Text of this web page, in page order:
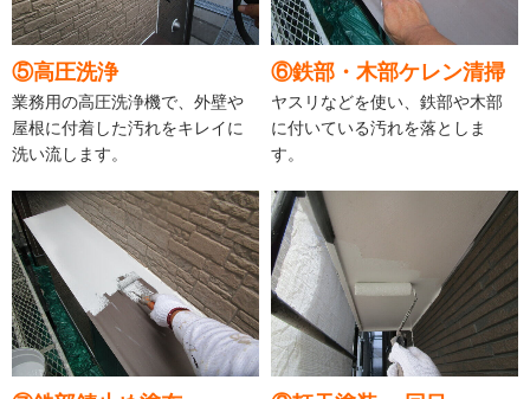
⑤高圧洗浄
業務用の高圧洗浄機で、外壁や
屋根に付着した汚れをキレイに
洗い流します。
⑥鉄部・木部ケレン清掃
ヤスリなどを使い、鉄部や木部
に付いている汚れを落としま
す。